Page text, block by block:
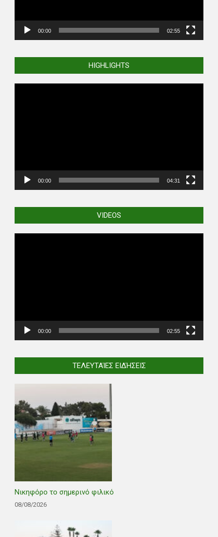
00:00 02:55
HIGHLIGHTS
00:00 04:31
VIDEOS
00:00 02:55
ΤΕΛΕΥΤΑΊΕΣ ΕΙΔΉΣΕΙΣ
Νικηφόρο το σημερινό φιλικό
08/08/2026